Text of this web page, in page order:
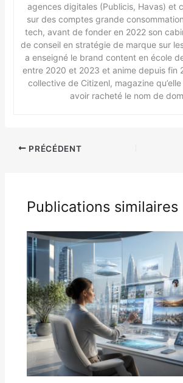
agences digitales (Publicis, Havas) et
sur des comptes grande
tech, avant de fonder en 2022 son
de conseil en stratégie de marque sur
a enseigné le brand content en école
entre 2020 et 2023 et anime depuis fin
collective de Citizenl, magazine
avoir racheté le nom de
PRÉCÉDENT
Publications similaires